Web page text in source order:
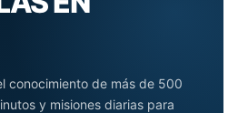
conocimiento de más de 500
y misiones diarias para